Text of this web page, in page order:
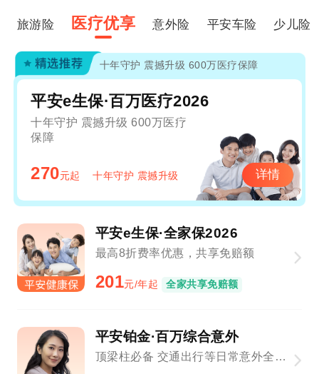
旅游险 医疗优享 意外险 平安车险 少儿险
十年守护 震撼升级 600万医疗保障
平安e生保·百万医疗2026
十年守护 震撼升级 600万医疗
保障
270元起 十年守护 震撼升级 详情
平安e生保·全家保2026
最高8折费率优惠，共享免赔额
201元/年起 全家共享免赔额
平安铂金·百万综合意外
顶梁柱必备 交通出行等日常意外全覆盖